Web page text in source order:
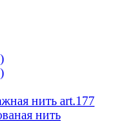
нить art.177
нить